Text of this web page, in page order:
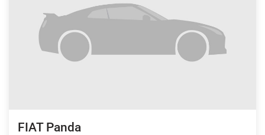
FIAT Panda